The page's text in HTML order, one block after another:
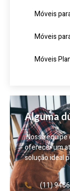
Móveis
Móveis
Móveis
Alguma
Nossa equipe
oferecer um
solução ideal
(11)